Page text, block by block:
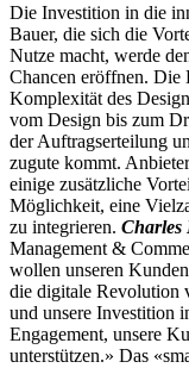
Die Investition in die
Bauer, die sich die
Nutze macht, werde
Chancen eröffnen.
Komplexität des
vom Design bis zum
der Auftragserteilung
zugute kommt.
einige zusätzliche
Möglichkeit, eine
zu integrieren. Charles
Management &
wollen unseren
die digitale Revolution
und unsere Investition
Engagement, unsere
unterstützen.» Das